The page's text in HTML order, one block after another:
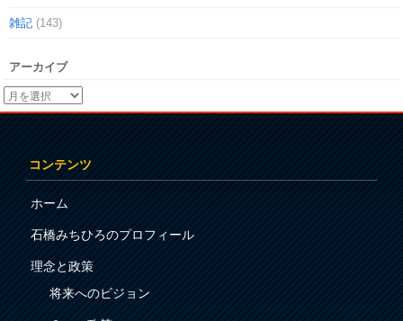
雑記 (143)
アーカイブ
コンテンツ
ホーム
石橋みちひろのプロフィール
理念と政策
将来へのビジョン